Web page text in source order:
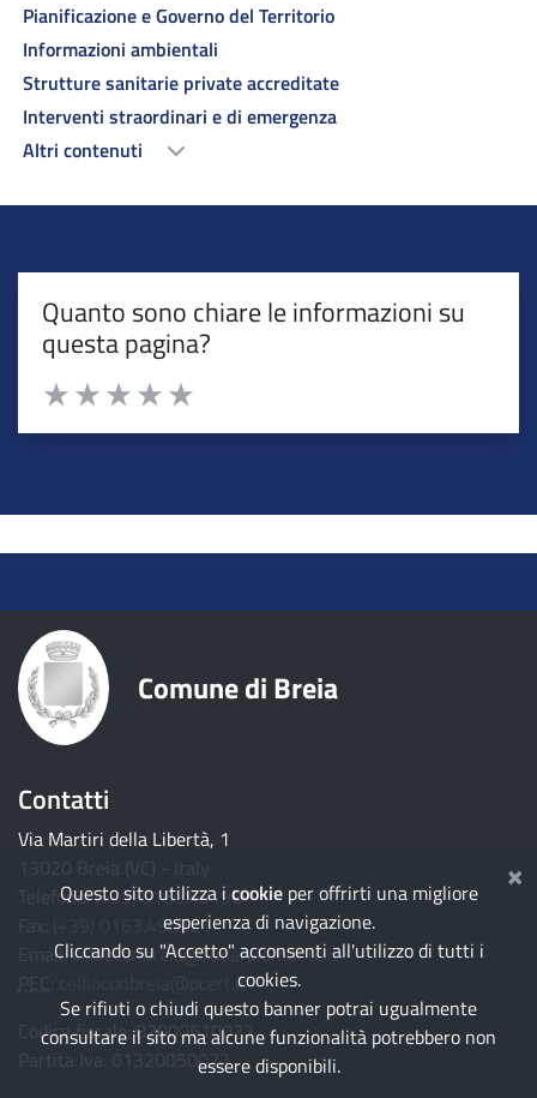
Questo sito utilizza i cookieper offrirti una migliore
esperienza di navigazione.
Cliccando su "Accetto" acconsenti all'utilizzo di tutti i
cookies.
Se rifiuti o chiudi questo banner potrai ugualmente
consultare il sito ma alcune funzionalità potrebbero non
essere disponibili.
×
Pianificazione e Governo del Territorio
Informazioni ambientali
Strutture sanitarie private accreditate
Interventi straordinari e di emergenza
Altri contenuti
Quanto sono chiare le informazioni su
questa pagina?
Valuta da 1 a 5 stelle la pagina
Comune di Breia
Contatti
Via Martiri della Libertà, 1
Telefono:(+39) 0163.49196
(+39) 0163.490921
Email:cellioconbreia@ruparpiemonte.it
cellioconbreia@pcert.it
Codice fiscale: 82000510022
Partita Iva: 01320050022